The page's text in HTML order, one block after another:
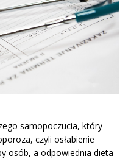
samopoczucia, który
czyli osłabienie
osób, a odpowiednia dieta